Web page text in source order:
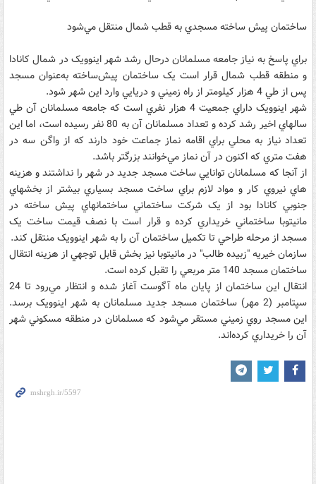
ساختمان پيش ساخته مسجدي به قطب شمال منتقل مي‌شود
براي پاسخ به نياز جامعه مسلمانان درحال رشد شهر اينوويک در شمال کانادا
و منطقه قطب شمال قرار است يک ساختمان پيش‌ساخته به‌عنوان مسجد
پس از طي 4 هزار کيلومتر از راه زميني و دريايي وارد اين شهر شود.
شهر اينوويک داراي جمعيت 4 هزار نفري است که جامعه مسلمانان آن طي
سالهاي اخير رشد کرده و تعداد مسلمانان آن به 80 نفر رسيده است، اما اين
تعداد نياز به محلي براي اقامه نماز جماعت خود دارند که از واگن سه در
هفت متري که اکنون در آن نماز مي‌خوانند بزرگتر باشد.
از آنجا که مسلمانان توانايي ساخت مسجد جديد در شهر را نداشتند و هزينه
هاي نيروي کار و مواد لازم براي ساخت مسجد بسياري بيشتر از بخشهاي
جنوبي کانادا بود از يک شرکت ساختماني ساختمانهاي پيش ساخته در
مانيتوبا ساختماني خريداري کرده و قرار است با نصف قيمت ساخت يک
مسجد از مرحله طراحي تا تکميل ساختمان آن را به شهر اينوويک منتقل کند.
سازمان خيريه "زبيده طالب" در مانيتوبا نيز بخش قابل توجهي از هزينه انتقال
ساختمان مسجد 140 متر مربعي را تقبل کرده است.
انتقال اين ساختمان از پايان ماه آگوست آغاز شده و انتظار مي‌رود تا 24
سپتامبر (2 مهر) ساختمان مسجد جديد مسلمانان به شهر اينوويک برسد.
اين مسجد روي زميني مستقر مي‌شود که مسلمانان در منطقه مسکوني شهر
آن را خريداري کرده‌اند.